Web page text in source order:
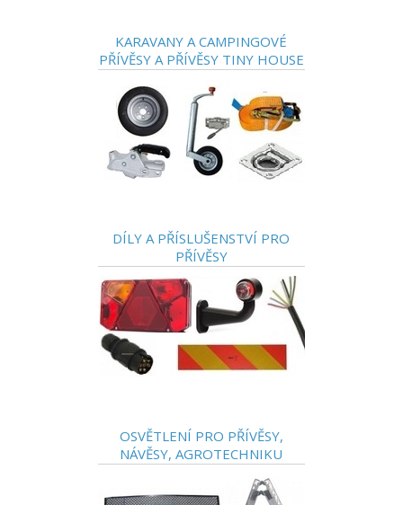
KARAVANY A CAMPINGOVÉ
PŘÍVĚSY A PŘÍVĚSY TINY HOUSE
DÍLY A PŘÍSLUŠENSTVÍ PRO
PŘÍVĚSY
OSVĚTLENÍ PRO PŘÍVĚSY,
NÁVĚSY, AGROTECHNIKU